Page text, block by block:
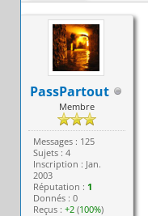
PassPartout
Membre
Messages : 125
Sujets : 4
Inscription : Jan.
2003
Réputation : 1
Donnés : 0
Reçus :+2 (100%)